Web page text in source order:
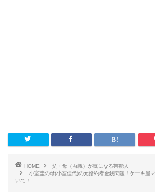
HOME
父・母（両親）が気になる芸能人
小室圭の母(小室佳代)の元婚約者金銭問題！ケーキ屋
いて！